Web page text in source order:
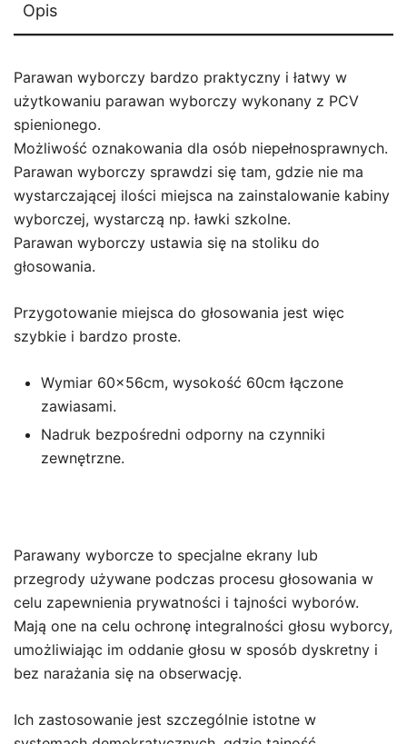
Opis
Parawan wyborczy bardzo praktyczny i łatwy w
użytkowaniu parawan wyborczy wykonany z PCV
spienionego.
Możliwość oznakowania dla osób niepełnosprawnych.
Parawan wyborczy sprawdzi się tam, gdzie nie ma
wystarczającej ilości miejsca na zainstalowanie kabiny
wyborczej, wystarczą np. ławki szkolne.
Parawan wyborczy ustawia się na stoliku do
głosowania.
Przygotowanie miejsca do głosowania jest więc
szybkie i bardzo proste.
Wymiar 60x56cm, wysokość 60cm łączone
zawiasami.
Nadruk bezpośredni odporny na czynniki
zewnętrzne.
Parawany wyborcze to specjalne ekrany lub
przegrody używane podczas procesu głosowania w
celu zapewnienia prywatności i tajności wyborów.
Mają one na celu ochronę integralności głosu wyborcy,
umożliwiając im oddanie głosu w sposób dyskretny i
bez narażania się na obserwację.
Ich zastosowanie jest szczególnie istotne w